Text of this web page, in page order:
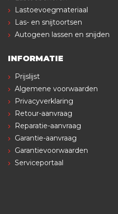
Lastoevoegmateriaal
Las- en snijtoortsen
Autogeen lassen en snijden
INFORMATIE
Prijslijst
Algemene voorwaarden
Privacyverklaring
Retour-aanvraag
Reparatie-aanvraag
Garantie-aanvraag
Garantievoorwaarden
Serviceportaal